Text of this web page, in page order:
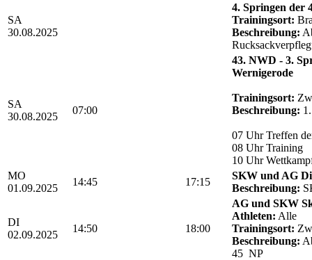
SA
30.08.2025
4. Springen der
Trainingsort:
Beschreibung:
SA
30.08.2025
07:00
43. NWD - 3.
Wernigerode
Trainingsort:
Beschreibung:
07 Uhr Treffen
08 Uhr Training
10 Uhr
MO
01.09.2025
14:45 17:15
SKW und AG
Beschreibung:
DI
02.09.2025
14:50 18:00
AG und SKW
Athleten: Alle
Trainingsort:
Beschreibung:
45 NP